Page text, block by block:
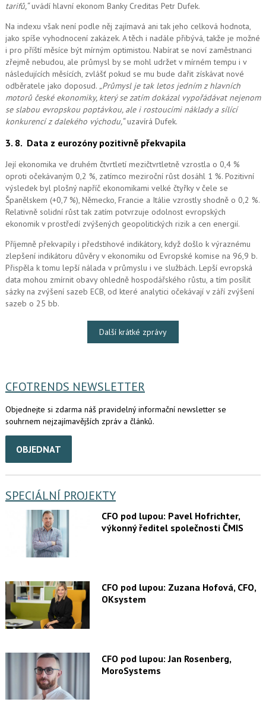
tarifů,“uvádí hlavní ekonom Banky Creditas Petr Dufek.
Na indexu však není podle něj zajímavá ani tak jeho celková hodnota,
jako spíše vyhodnocení zakázek. A těch i nadále přibývá, takže je možné
i pro příští měsíce být mírným optimistou. Nabírat se noví zaměstnanci
zřejmě nebudou, ale průmysl by se mohl udržet v mírném tempu i v
následujících měsících, zvlášť pokud se mu bude dařit získávat nové
odběratele jako doposud. „Průmysl je tak letos jedním z hlavních
motorů české ekonomiky, který se zatím dokázal vypořádávat nejenom
se slabou evropskou poptávkou, ale i rostoucími náklady a sílící
konkurencí z dalekého východu,“uzavírá Dufek.
3. 8. Data z eurozóny pozitivně překvapila
Její ekonomika ve druhém čtvrtletí mezičtvrtletně vzrostla o 0,4 %
oproti očekávaným 0,2 %, zatímco meziroční růst dosáhl 1 %. Pozitivní
výsledek byl plošný napříč ekonomikami velké čtyřky v čele se
Španělskem (+0,7 %), Německo, Francie a Itálie vzrostly shodně o 0,2 %.
Relativně solidní růst tak zatím potvrzuje odolnost evropských
ekonomik v prostředí zvýšených geopolitických rizik a cen energií.
Příjemně překvapily i předstihové indikátory, když došlo k výraznému
zlepšení indikátoru důvěry v ekonomiku od Evropské komise na 96,9 b.
Přispěla k tomu lepší nálada v průmyslu i ve službách. Lepší evropská
data mohou zmírnit obavy ohledně hospodářského růstu, a tím posílit
sázky na zvýšení sazeb ECB, od které analytici očekávají v září zvýšení
sazeb o 25 bb.
Další krátké zprávy
CFOTRENDS NEWSLETTER
Objednejte si zdarma náš pravidelný informační newsletter se
souhrnem nejzajímavějších zpráv a článků.
OBJEDNAT
SPECIÁLNÍ PROJEKTY
CFO pod lupou: Pavel Hofrichter,
výkonný ředitel společnosti ČMIS
CFO pod lupou: Zuzana Hofová, CFO,
OKsystem
CFO pod lupou: Jan Rosenberg,
MoroSystems